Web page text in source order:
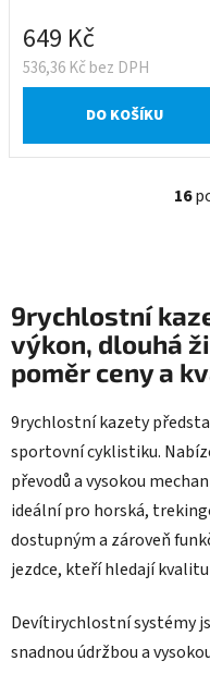
536,36 Kč bez DPH
649 Kč
DO KOŠÍKU
16
9rychlostní
výkon, dlouhá
poměr ceny a
9rychlostní kazety
sportovní cyklistiku.
převodů a vysokou
ideální pro horská,
dostupným a zároveň
jezdce, kteří hledají
Devítirychlostní systémy
snadnou údržbou a